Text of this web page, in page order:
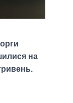
на